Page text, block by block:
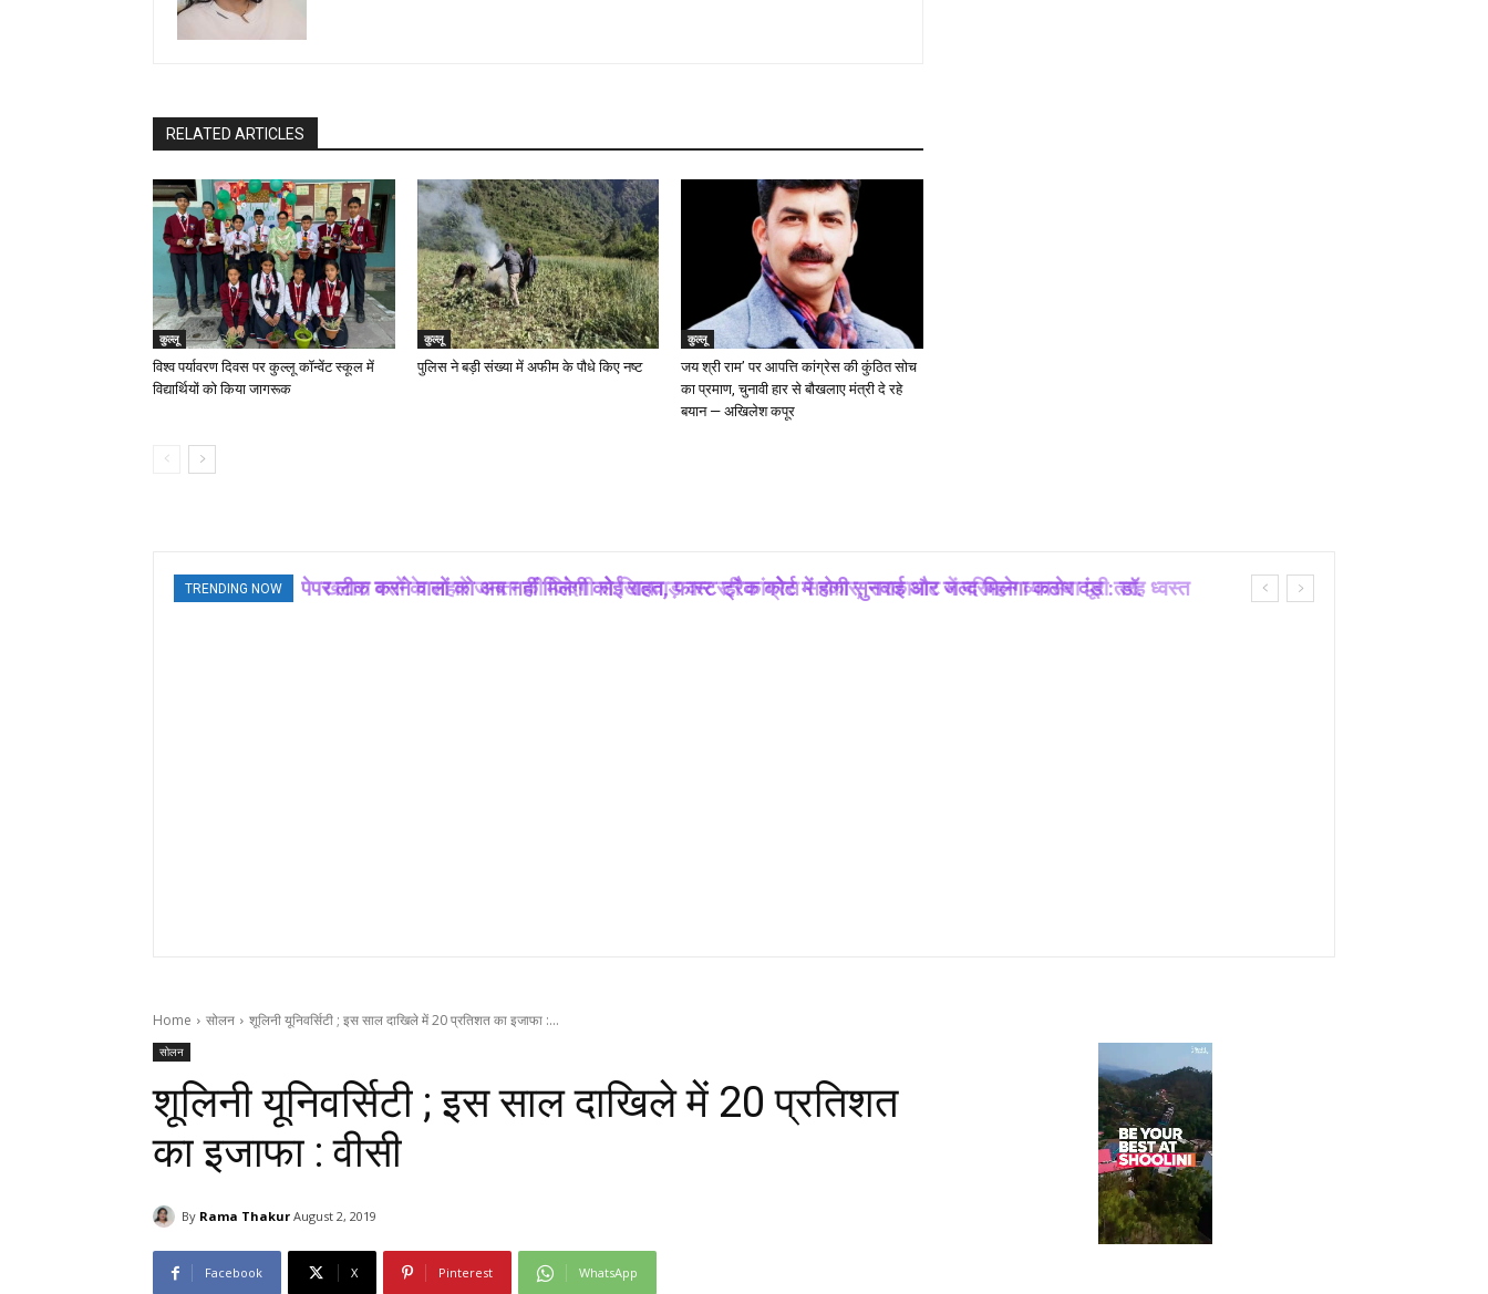
RELATED ARTICLES
कुल्लू
विश्व पर्यावरण दिवस पर कुल्लू कॉन्वेंट स्कूल में
विद्यार्थियों को किया जागरूक
कुल्लू
पुलिस ने बड़ी संख्या में अफीम के पौधे किए नष्ट
कुल्लू
जय श्री राम’ पर आपत्ति कांग्रेस की कुंठित सोच
का प्रमाण, चुनावी हार से बौखलाए मंत्री दे रहे
बयान — अखिलेश कपूर